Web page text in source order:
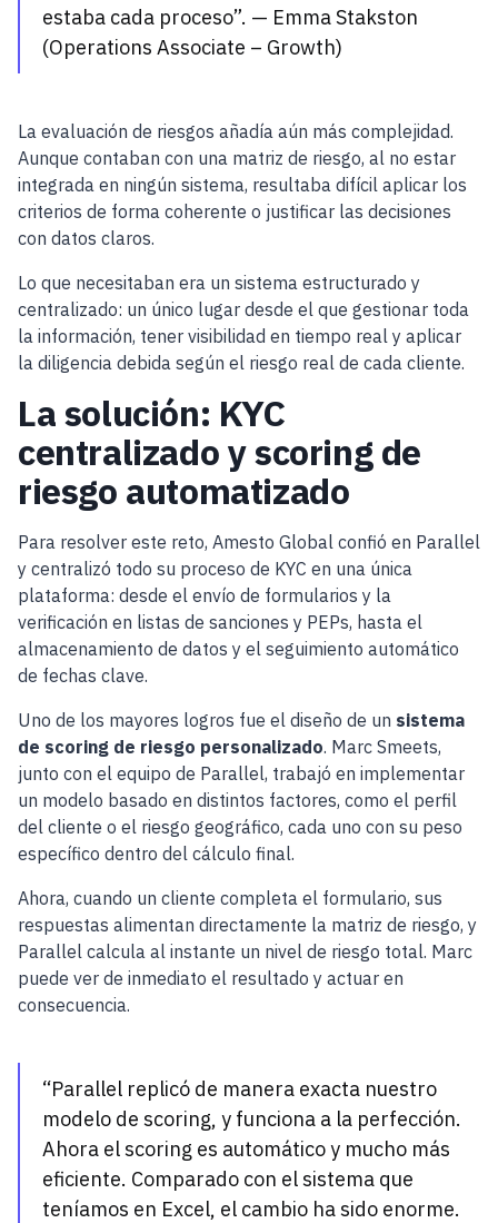
estaba cada proceso”. — Emma Stakston
(Operations Associate – Growth)
La evaluación de riesgos añadía aún más complejidad.
Aunque contaban con una matriz de riesgo, al no estar
integrada en ningún sistema, resultaba difícil aplicar los
criterios de forma coherente o justificar las decisiones
con datos claros.
Lo que necesitaban era un sistema estructurado y
centralizado: un único lugar desde el que gestionar toda
la información, tener visibilidad en tiempo real y aplicar
la diligencia debida según el riesgo real de cada cliente.
La solución: KYC
centralizado y scoring de
riesgo automatizado
Para resolver este reto, Amesto Global confió en Parallel
y centralizó todo su proceso de KYC en una única
plataforma: desde el envío de formularios y la
verificación en listas de sanciones y PEPs, hasta el
almacenamiento de datos y el seguimiento automático
de fechas clave.
Uno de los mayores logros fue el diseño de un sistema
de scoring de riesgo personalizado. Marc Smeets,
junto con el equipo de Parallel, trabajó en implementar
un modelo basado en distintos factores, como el perfil
del cliente o el riesgo geográfico, cada uno con su peso
específico dentro del cálculo final.
Ahora, cuando un cliente completa el formulario, sus
respuestas alimentan directamente la matriz de riesgo, y
Parallel calcula al instante un nivel de riesgo total. Marc
puede ver de inmediato el resultado y actuar en
consecuencia.
“Parallel replicó de manera exacta nuestro
modelo de scoring, y funciona a la perfección.
Ahora el scoring es automático y mucho más
eficiente. Comparado con el sistema que
teníamos en Excel, el cambio ha sido enorme.